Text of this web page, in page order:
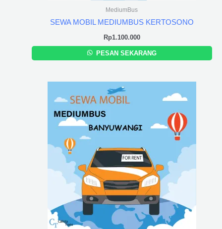
MediumBus
SEWA MOBIL MEDIUMBUS KERTOSONO
Rp1.100.000
PESAN SEKARANG